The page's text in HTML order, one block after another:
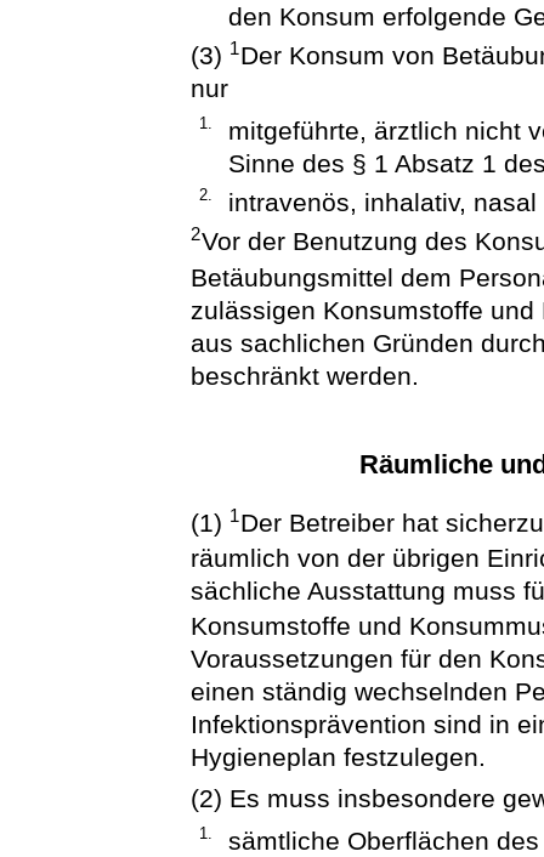
den Konsum erfolgende
(3) 1Der Konsum von
nur
1.
mitgeführte, ärztlich nicht
Sinne des § 1 Absatz 1
2. intravenös, inhalativ,
2Vor der Benutzung des
Betäubungsmittel dem
zulässigen Konsumstoffe
aus sachlichen Gründen
beschränkt werden.
Räumliche
(1) 1Der Betreiber hat
räumlich von der übrigen
sächliche Ausstattung muss
Konsumstoffe und
Voraussetzungen für den
einen ständig wechselnden
Infektionsprävention sind in
Hygieneplan festzulegen.
(2) Es muss insbesondere
1.
sämtliche Oberflächen